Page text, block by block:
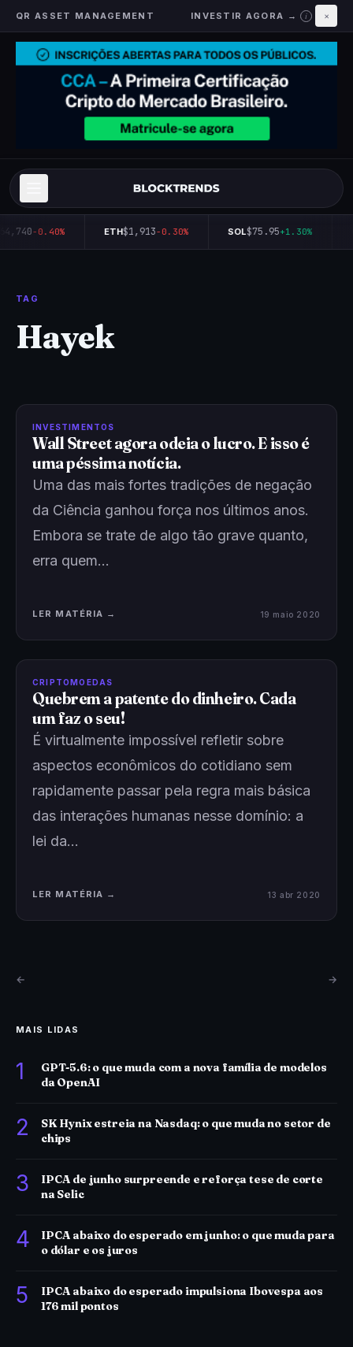
QR ASSET MANAGEMENT INVESTIR AGORA → i ×
-0.40% ETH$1,913-0.30% SOL$75.95+1.30%
TAG
Hayek
INVESTIMENTOS
Wall Street agora odeia o lucro. E isso é
uma péssima notícia.
Uma das mais fortes tradições de negação
da Ciência ganhou força nos últimos anos.
Embora se trate de algo tão grave quanto,
erra quem…
LER MATÉRIA → 19 maio 2020
CRIPTOMOEDAS
Quebrem a patente do dinheiro. Cada
um faz o seu!
É virtualmente impossível refletir sobre
aspectos econômicos do cotidiano sem
rapidamente passar pela regra mais básica
das interações humanas nesse domínio: a
lei da…
LER MATÉRIA → 13 abr 2020
← →
MAIS LIDAS
1
GPT-5.6: o que muda com a nova família de modelos
da OpenAI
2
SK Hynix estreia na Nasdaq: o que muda no setor de
chips
3
IPCA de junho surpreende e reforça tese de corte
na Selic
4
IPCA abaixo do esperado em junho: o que muda para
o dólar e os juros
5
IPCA abaixo do esperado impulsiona Ibovespa aos
176 mil pontos